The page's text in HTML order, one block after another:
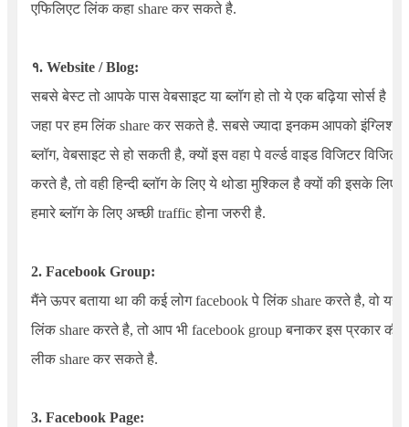
एफिलिएट लिंक कहा share कर सकते है.
१. Website / Blog:
सबसे बेस्ट तो आपके पास वेबसाइट या ब्लॉग हो तो ये एक बढ़िया सोर्स है
जहा पर हम लिंक share कर सकते है. सबसे ज्यादा इनकम आपको इंग्लिश
ब्लॉग, वेबसाइट से हो सकती है, क्यों इस वहा पे वर्ल्ड वाइड विजिटर विजिट
करते है, तो वही हिन्दी ब्लॉग के लिए ये थोडा मुश्किल है क्यों की इसके लिए
हमारे ब्लॉग के लिए अच्छी traffic होना जरुरी है.
2. Facebook Group:
मैंने ऊपर बताया था की कई लोग facebook पे लिंक share करते है, वो यही
लिंक share करते है, तो आप भी facebook group बनाकर इस प्रकार की
लीक share कर सकते है.
3. Facebook Page: